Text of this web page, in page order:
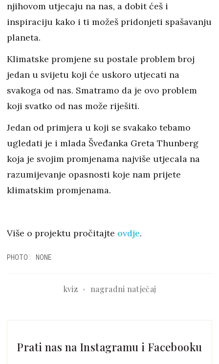
njihovom utjecaju na nas, a dobit ćeš i
inspiraciju kako i ti možeš pridonjeti spašavanju
planeta.
Klimatske promjene su postale problem broj
jedan u svijetu koji će uskoro utjecati na
svakoga od nas. Smatramo da je ovo problem
koji svatko od nas može riješiti.
Jedan od primjera u koji se svakako tebamo
ugledati je i mlada Šveđanka Greta Thunberg
koja je svojim promjenama najviše utjecala na
razumijevanje opasnosti koje nam prijete
klimatskim promjenama.
Više o projektu pročitajte ovdje.
PHOTO: NONE
kviz nagradni natječaj
Prati nas na Instagramu i Facebooku